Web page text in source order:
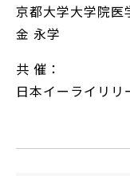
京都大学大学院医
金 永学
共 催：
日本イーライリリ